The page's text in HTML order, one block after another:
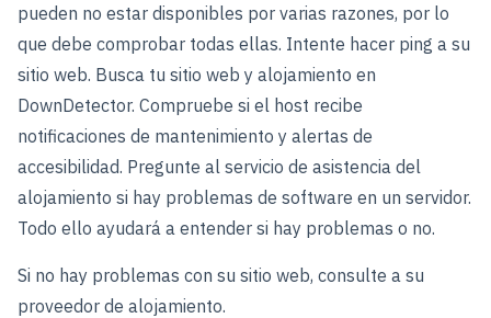
pueden no estar disponibles por varias razones, por lo
que debe comprobar todas ellas. Intente hacer ping a su
sitio web. Busca tu sitio web y alojamiento en
DownDetector. Compruebe si el host recibe
notificaciones de mantenimiento y alertas de
accesibilidad. Pregunte al servicio de asistencia del
alojamiento si hay problemas de software en un servidor.
Todo ello ayudará a entender si hay problemas o no.
Si no hay problemas con su sitio web, consulte a su
proveedor de alojamiento.